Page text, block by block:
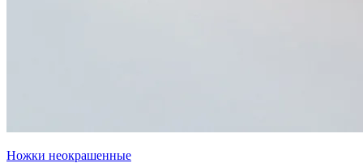
Ножки неокрашенные